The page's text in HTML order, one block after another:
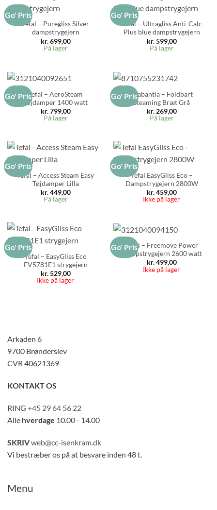
Go' Pris
Tefal – Puregliss Silver
dampstrygejern
kr.699,00
På lager
Go' Pris
Tefal – Ultragliss Anti-Calc
Plus blue dampstrygejern
kr.599,00
På lager
Go' PrisTefal – AeroSteam
Tøjdamper 1400 watt
kr.799,00
På lager
Go' PrisBrabantia – Foldbart
Steaming Bræt Grå
kr.269,00
På lager
Go' Pris
Tefal – Access Steam Easy
Tøjdamper Lilla
kr.449,00
På lager
Go' Pris
Tefal EasyGliss Eco –
Dampstrygejern 2800W
kr.459,00
Ikke på lager
Go' Pris
Tefal – EasyGliss Eco
FV5781E1 strygejern
kr.529,00
Ikke på lager
Go' PrisTefal – Freemove Power
Dampstrygejern 2600 watt
kr.499,00
Ikke på lager
Arkaden 6
9700 Brønderslev
CVR 40621369
KONTAKT OS
RING +45 29 64 56 22
Alle hverdage 10.00 - 14.00
SKRIVweb@cc-isenkram.dk
Vi bestræber os på at besvare inden 48 t.
Menu